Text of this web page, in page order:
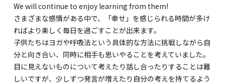
We will continue to enjoy learning from them!
さまざまな感情がある中で、「幸せ」を感じられる時間が多け
ればより楽しく毎日を過ごすことが出来ます。
子供たちはヨガや呼吸法という具体的な方法に挑戦しながら自
分と向き合い、同時に相手も思いやることを考えていました。
目に見えないものについて考えたり話し合ったりすることは難
しいですが、少しずつ発言が増えたり自分の考えを持てるよう